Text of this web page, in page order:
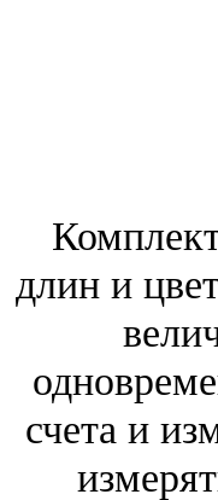
длин и
счета и